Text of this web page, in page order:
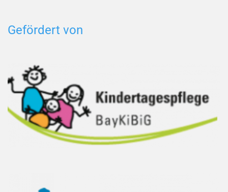
Gefördert von